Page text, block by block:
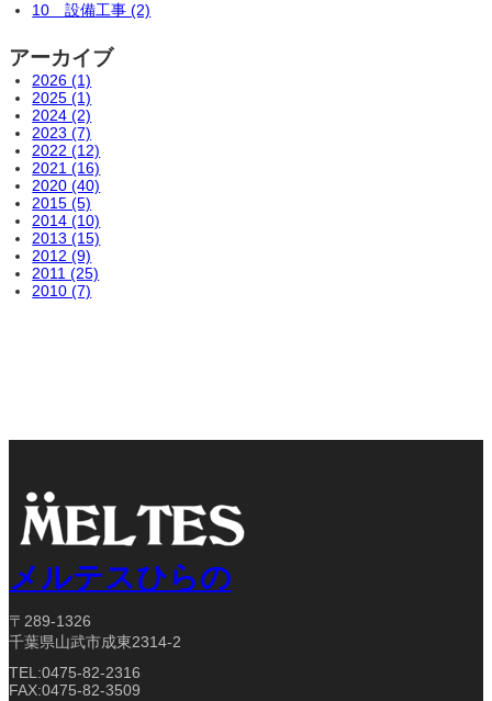
10 設備工事 (2)
アーカイブ
2026 (1)
2025 (1)
2024 (2)
2023 (7)
2022 (12)
2021 (16)
2020 (40)
2015 (5)
2014 (10)
2013 (15)
2012 (9)
2011 (25)
2010 (7)
メルテスひらの
〒289-1326
千葉県山武市成東2314-2
TEL:0475-82-2316
FAX:0475-82-3509